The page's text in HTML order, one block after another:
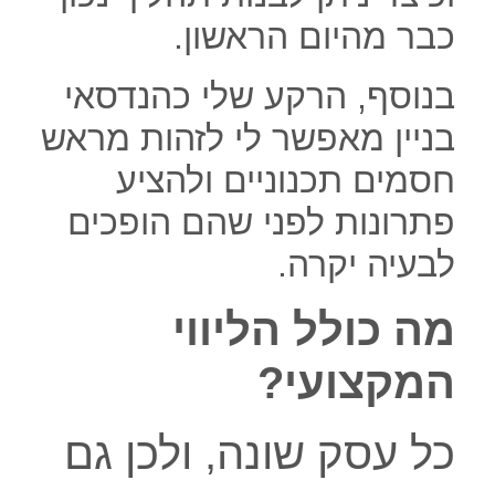
כבר מהיום הראשון.
בנוסף, הרקע שלי כהנדסאי
בניין מאפשר לי לזהות מראש
חסמים תכנוניים ולהציע
פתרונות לפני שהם הופכים
לבעיה יקרה.
מה כולל הליווי
המקצועי?
כל עסק שונה, ולכן גם